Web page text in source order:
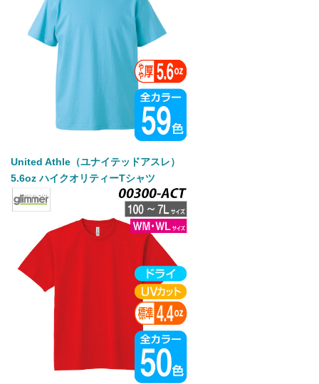
United Athle（ユナイテッドアスレ）
5.6oz ハイクオリティーTシャツ